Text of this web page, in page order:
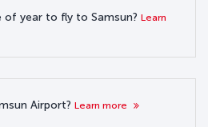
year to fly to Samsun? Learn
Airport? Learn more